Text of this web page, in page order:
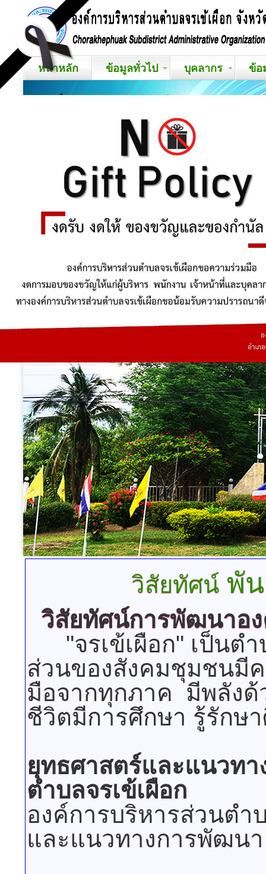
หน้าหลัก ข้อมูลทั่วไป บุคลากร ข้อ
วิสัยทัศน์พัน
วิสัยทัศน์การพัฒนาอง
"จรเข้เผือก" เป็นตำ
ส่วนของสังคมชุมชนมี
มือจากทุกภาค มีพลังด้
ชีวิตมีการศึกษา รู้รักษ
ยุทธศาสตร์และแนวท
ตำบลจรเข้เผือก
องค์การบริหารส่วนตำ
และแนวทางการพัฒนา